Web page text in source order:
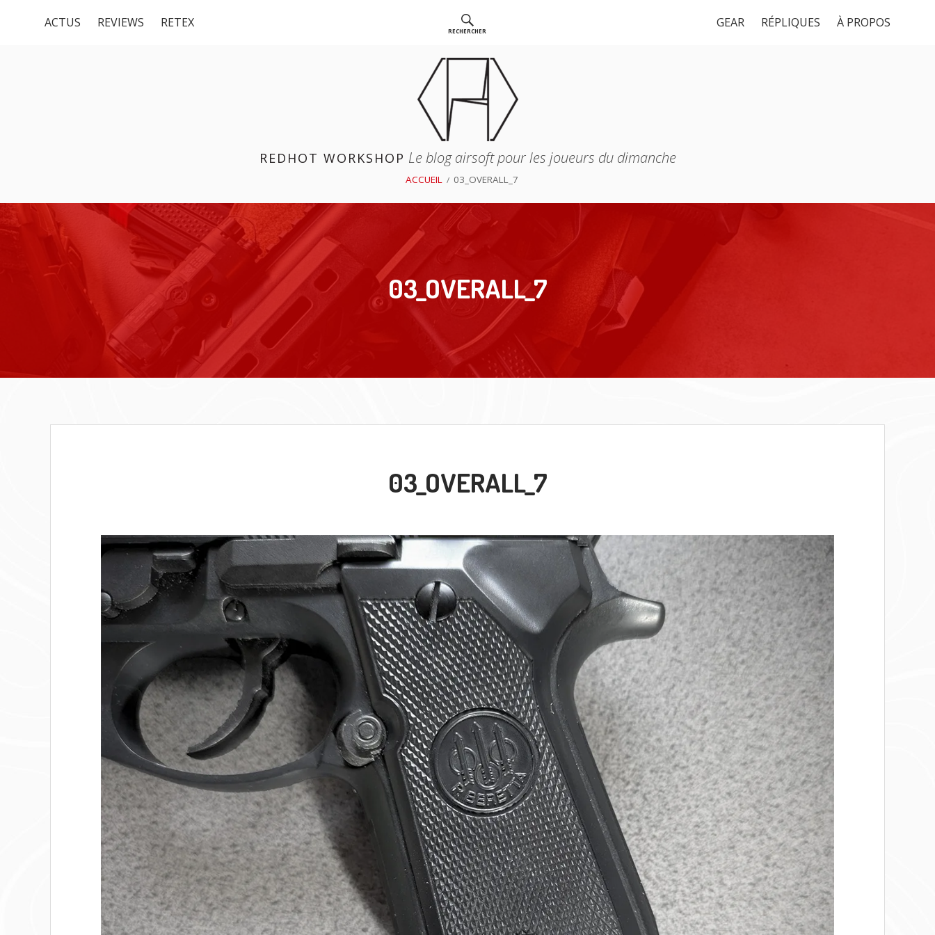
RECHERCHER
MenuACTUS REVIEWS RETEX GEAR RÉPLIQUES À PROPOS
REDHOT WORKSHOP Le blog airsoft pour les joueurs du dimanche
D'ARIANE
ACCUEIL 03_OVERALL_7
03_OVERALL_7
03_OVERALL_7